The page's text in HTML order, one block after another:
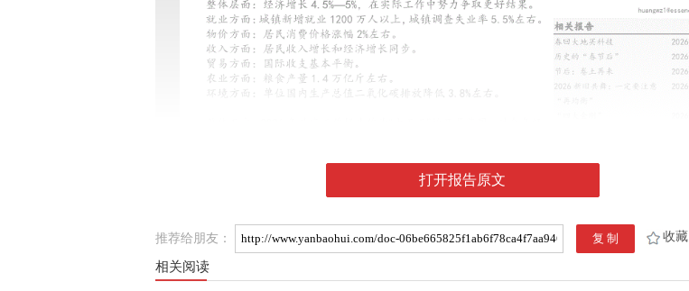
打开报告原文
推荐给朋友： 收藏
相关阅读